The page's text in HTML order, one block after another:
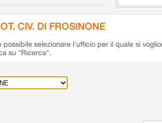
CIV. DI FROSINONE
selezionare l'ufficio per il quale si
su "Ricerca".